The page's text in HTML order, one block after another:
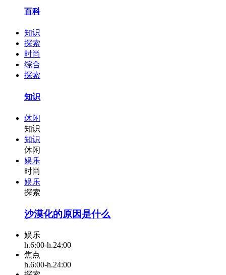
百科
知识
探索
时尚
综合
探索
知识
休闲
知识
知识
休闲
娱乐
时尚
娱乐
探索
沙漠化的原因是什么
娱乐
h.6:00-h.24:00
焦点
h.6:00-h.24:00